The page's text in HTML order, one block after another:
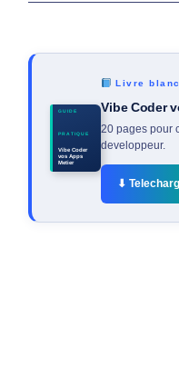
GUIDE
PRATIQUE
Vibe Coder
vos Apps
Metier
Livre
Vibe Coder
20 pages pour
developpeur.
⬇